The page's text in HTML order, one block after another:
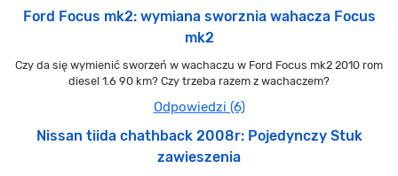
Ford Focus mk2: wymiana sworznia wahacza Focus
mk2
Czy da się wymienić sworzeń w wachaczu w Ford Focus mk2 2010 rom
diesel 1.6 90 km? Czy trzeba razem z wachaczem?
Odpowiedzi (6)
Nissan tiida chathback 2008r: Pojedynczy Stuk
zawieszenia